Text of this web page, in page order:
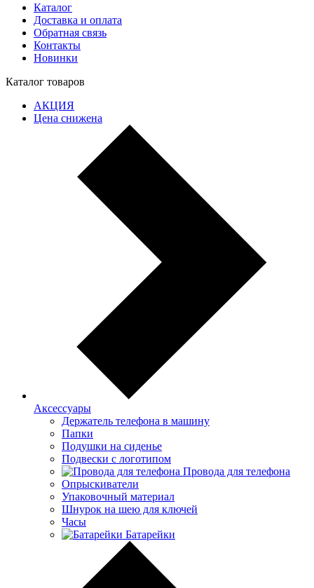
Каталог
Доставка и оплата
Обратная связь
Контакты
Новинки
Каталог товаров
АКЦИЯ
Цена снижена
Аксессуары
Держатель телефона в машину
Папки
Подушки на сиденье
Подвески с логотипом
Провода для телефона
Опрыскиватели
Упаковочный материал
Шнурок на шею для ключей
Часы
Батарейки